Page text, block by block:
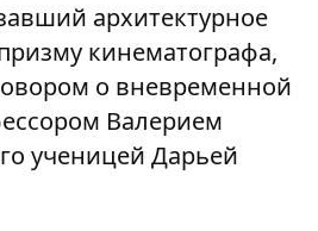
архитектурное
кинематографа,
о вневременной
Валерием
ученицей Дарьей